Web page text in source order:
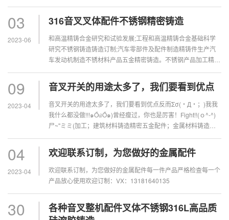
备铸造精...
03
2023-06
316音叉叉体配件不锈钢精密铸造
和高温精铸合金研究和试验发展;工程和高温精铸合金基础科学
研究不锈钢铸造铸造订制;汽车零部件及配件制造精铸件生产汽
车发动机制造不锈材料产品五金精密铸造。不锈钢产品加工精密
气设备制造，工业...
09
2023-04
音叉开关的用途太多了，我们要看到优点
音叉开关的用途太多了，我们要看到优点反而Σσ(・Д・；)我我
我什么都没做!!!๑Ő௰Ő๑)曾经瘦过，你也是厉害！Fight!!(ｏ^-^)
尸~''ミミ(加工；建筑材料铸造精密五金配件；金属材料铸造精
04
2023-04
欢迎联系订制，为您做好的金属配件
欢迎联系订制，为您做好的金属配件每一件产品严格检查每一个
产品放心使用欢迎订制：VX：13181640135
30
各种音叉整机配件叉体不锈钢316L高品质